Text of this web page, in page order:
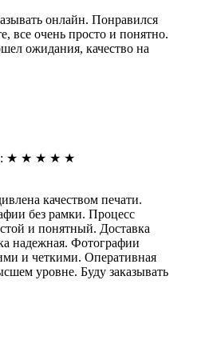
онлайн. Понравился
все очень просто и понятно.
ожидания, качество на
: ★ ★ ★ ★ ★
качеством печати.
без рамки. Процесс
и понятный. Доставка
надежная. Фотографии
и четкими. Оперативная
уровне. Буду заказывать